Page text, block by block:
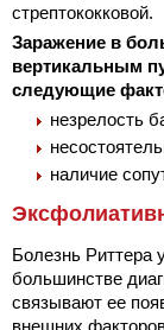
стрептококковой.
Заражение в
вертикальным
следующие
незрелость
наличие
Болезнь Риттера
большинстве
связывают ее
внешних